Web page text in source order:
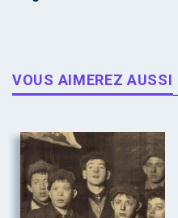
VOUS AIMEREZ AUSSI